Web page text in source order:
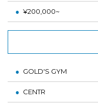
¥200,000~
GOLD'S GYM
CENTR